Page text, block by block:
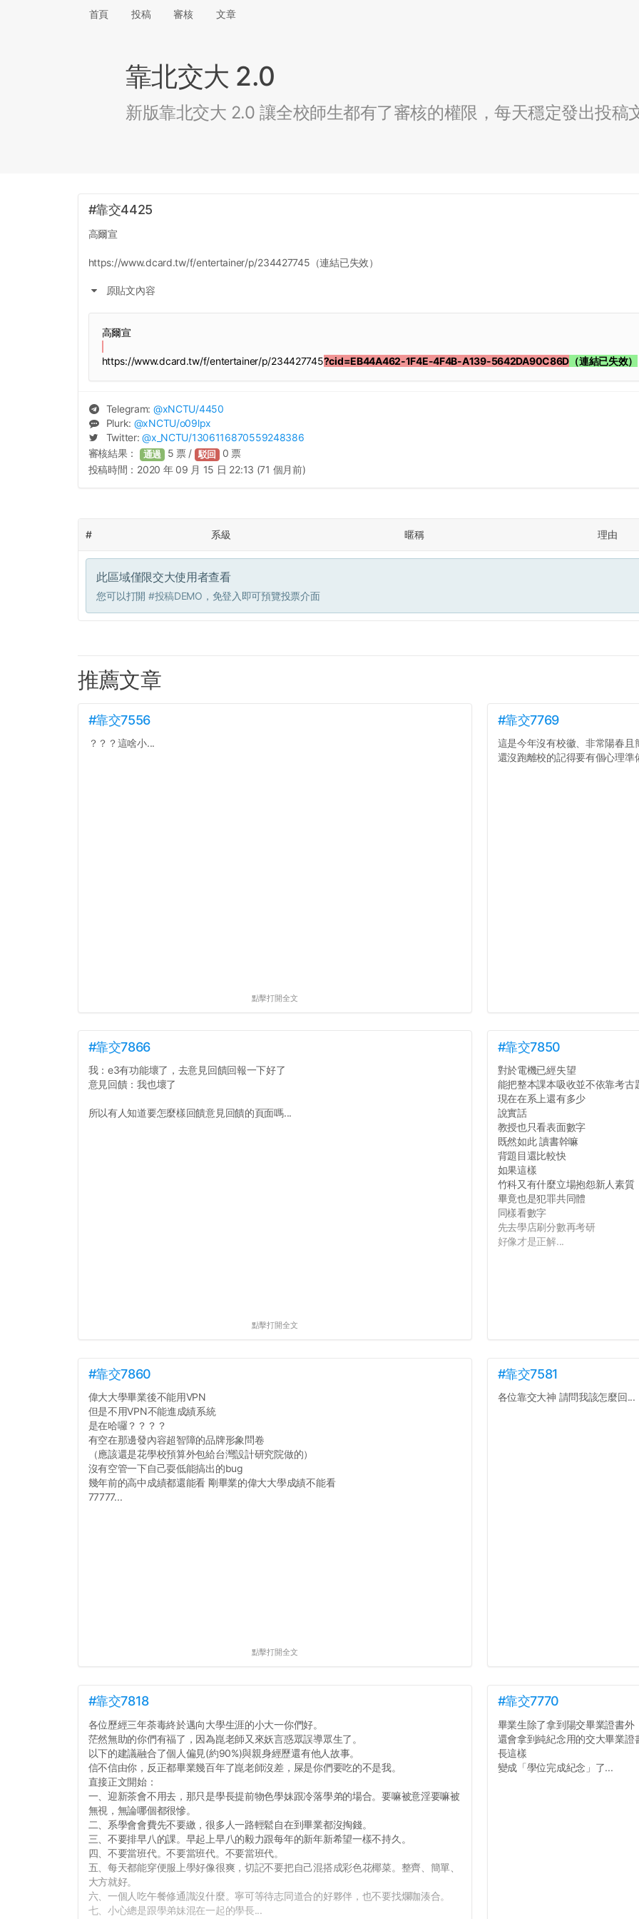
首頁 投稿 審核 文章
靠北交大 2.0
新版靠北交大 2.0 讓全校師生都有了審核的權限，每天穩定發出投稿
#靠交4425
高爾宣
https://www.dcard.tw/f/entertainer/p/234427745（連結已失效）
原貼文內容
高爾宣
https://www.dcard.tw/f/entertainer/p/234427745?cid=EB44A462-1F4E-4F4B-A139-5642DA90C86D （連結已失效）
Telegram: @xNCTU/4450
Plurk: @xNCTU/o09lpx
Twitter:@x_NCTU/1306116870559248386
審核結果： 通過 5 票 / 駁回 0 票
投稿時間： 2020 年 09 月 15 日 22:13 (71 個月前)
# 系級 暱稱 理由
此區域僅限交大使用者查看
您可以打開 #投稿DEMO ，免登入即可預覽投票介面
推薦文章
#靠交7556
？？？這啥小...
點擊打開全文
#靠交7769
這是今年沒有校徽、非常陽春且
還沒跑離校的記得要有個心理準
#靠交7866
我：e3有功能壞了，去意見回饋回報一下好了
意見回饋：我也壞了
所以有人知道要怎麼樣回饋意見回饋的頁面嗎...
點擊打開全文
#靠交7850
對於電機已經失望
能把整本課本吸收並不依靠考古
現在在系上還有多少
說實話
教授也只看表面數字
既然如此 讀書幹嘛
背題目還比較快
如果這樣
竹科又有什麼立場抱怨新人素質
畢竟也是犯罪共同體
同樣看數字
先去學店刷分數再考研
好像才是正解...
#靠交7860
偉大大學畢業後不能用VPN
但是不用VPN不能進成績系統
是在哈囉？？？？
有空在那邊發內容超智障的品牌形象問卷
（應該還是花學校預算外包給台灣設計研究院做的）
沒有空管一下自己耍低能搞出的bug
幾年前的高中成績都還能看 剛畢業的偉大大學成績不能看
77777...
點擊打開全文
#靠交7581
各位靠交大神 請問我該怎麼回...
#靠交7818
各位歷經三年荼毒終於邁向大學生涯的小大一你們好。
茫然無助的你們有福了，因為崑老師又來妖言惑眾誤導眾生了。
以下的建議融合了個人偏見(約90%)與親身經歷還有他人故事。
信不信由你，反正都畢業幾百年了崑老師沒差，屎是你們要吃的不是我。
直接正文開始：
一、迎新茶會不用去，那只是學長提前物色學妹跟冷落學弟的場合。要嘛被意淫要嘛被
無視，無論哪個都很慘。
二、系學會會費先不要繳，很多人一路輕鬆自在到畢業都沒掏錢。
三、不要排早八的課。早起上早八的毅力跟每年的新年新希望一樣不持久。
四、不要當班代。不要當班代。不要當班代。
五、每天都能穿便服上學好像很爽，切記不要把自己混搭成彩色花椰菜。整齊、簡單、
大方就好。
六、一個人吃午餐修通識沒什麼。寧可等待志同道合的好夥伴，也不要找爛咖湊合。
七、小心總是跟學弟妹混在一起的學長...
#靠交7770
畢業生除了拿到陽交畢業證書外
還會拿到純紀念用的交大畢業證
長這樣
變成「學位完成紀念」了...